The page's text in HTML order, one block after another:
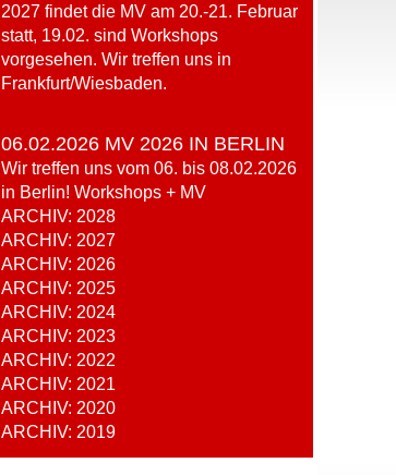
2027 findet die MV am 20.-21. Februar
statt, 19.02. sind Workshops
vorgesehen. Wir treffen uns in
Frankfurt/Wiesbaden.
06.02.2026 MV 2026 IN BERLIN
Wir treffen uns vom 06. bis 08.02.2026
in Berlin! Workshops + MV
ARCHIV: 2028
ARCHIV: 2027
ARCHIV: 2026
ARCHIV: 2025
ARCHIV: 2024
ARCHIV: 2023
ARCHIV: 2022
ARCHIV: 2021
ARCHIV: 2020
ARCHIV: 2019